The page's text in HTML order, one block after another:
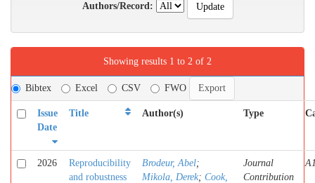
Authors/Record:
Showing results 1 to 2 of 2
Bibtex Excel CSV FWO
Issue
Date
Title Author(s) Type
2026
Reproducibility
and robustness
Brodeur, Abel;
Mikola, Derek; Cook,
Journal
Contribution